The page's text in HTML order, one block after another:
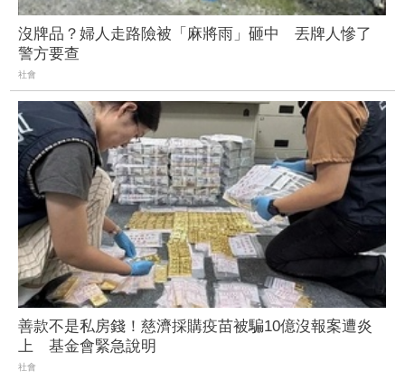
沒牌品？婦人走路險被「麻將雨」砸中 丟牌人慘了
警方要查
社會
善款不是私房錢！慈濟採購疫苗被騙10億沒報案遭炎
上 基金會緊急說明
社會